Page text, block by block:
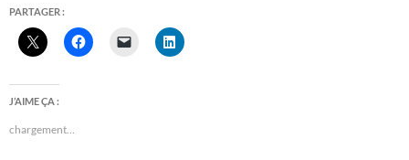
PARTAGER :
J’AIME ÇA :
chargement…